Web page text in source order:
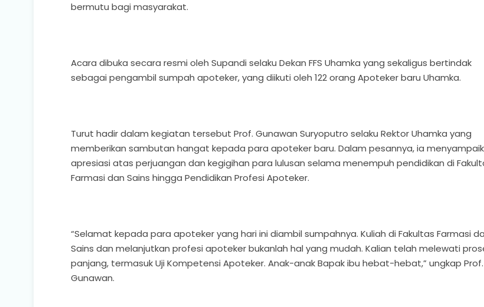
bermutu bagi masyarakat.
Acara dibuka secara resmi oleh Supandi selaku Dekan FFS Uhamka yang sekaligus bertindak
sebagai pengambil sumpah apoteker, yang diikuti oleh 122 orang Apoteker baru Uhamka.
Turut hadir dalam kegiatan tersebut Prof. Gunawan Suryoputro selaku Rektor Uhamka yang
memberikan sambutan hangat kepada para apoteker baru. Dalam pesannya, ia
apresiasi atas perjuangan dan kegigihan para lulusan selama menempuh pendidikan di
Farmasi dan Sains hingga Pendidikan Profesi Apoteker.
“Selamat kepada para apoteker yang hari ini diambil sumpahnya. Kuliah di Fakultas Farmasi
Sains dan melanjutkan profesi apoteker bukanlah hal yang mudah. Kalian telah melewati
panjang, termasuk Uji Kompetensi Apoteker. Anak-anak Bapak ibu hebat-hebat,” ungkap Prof.
Gunawan.